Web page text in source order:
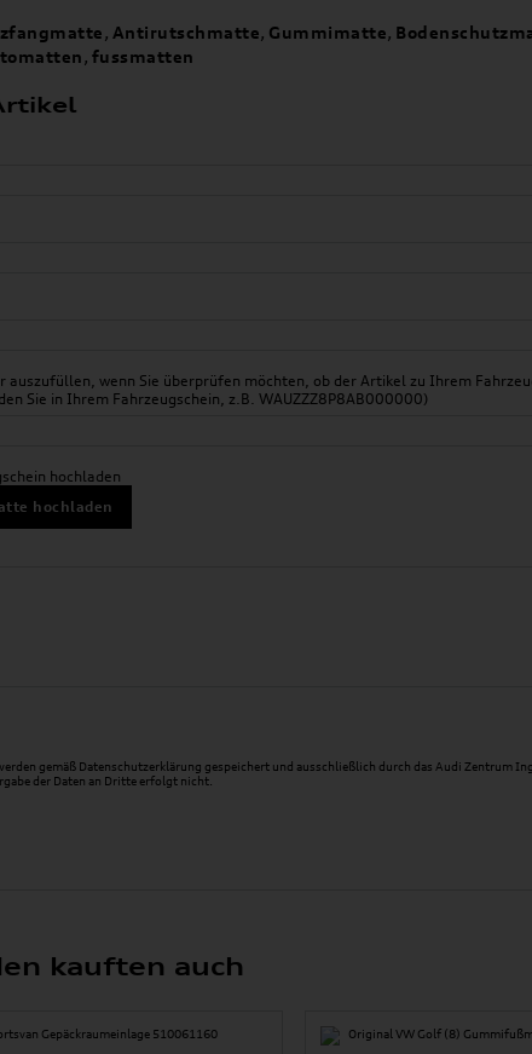
, Antirutschmatte, Gummimatte,
, fussmatten
wenn Sie überprüfen möchten, ob der Artikel zu Ihrem
Sie in Ihrem Fahrzeugschein, z.B. WAUZZZ8P8AB000000)
hochladen
hochladen
gemäß Datenschutzerklärung gespeichert und ausschließlich durch das Audi Zentrum
der Daten an Dritte erfolgt nicht.
kauften auch